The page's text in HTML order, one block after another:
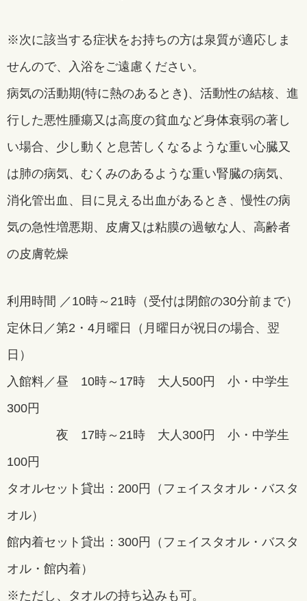
※次に該当する症状をお持ちの方は泉質が適応しま
せんので、入浴をご遠慮ください。
病気の活動期(特に熱のあるとき)、活動性の結核、進
行した悪性腫瘍又は高度の貧血など身体衰弱の著し
い場合、少し動くと息苦しくなるような重い心臓又
は肺の病気、むくみのあるような重い腎臓の病気、
消化管出血、目に見える出血があるとき、慢性の病
気の急性増悪期、皮膚又は粘膜の過敏な人、高齢者
の皮膚乾燥
利用時間 ／10時～21時（受付は閉館の30分前まで）
定休日／第2・4月曜日（月曜日が祝日の場合、翌
日）
入館料／昼 10時～17時 大人500円 小・中学生
300円
夜 17時～21時 大人300円 小・中学生
100円
タオルセット貸出：200円（フェイスタオル・バスタ
オル）
館内着セット貸出：300円（フェイスタオル・バスタ
オル・館内着）
※ただし、タオルの持ち込みも可。